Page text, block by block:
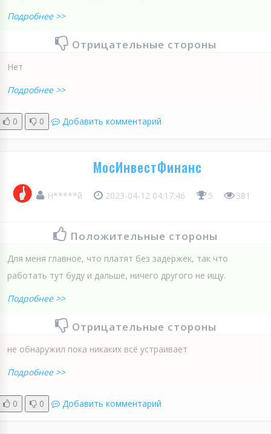
Подробнее >>
Отрицательные стороны
Нет
Подробнее >>
0 0 Добавить комментарий
МосИнвестФинанс
Н*****й 2023-04-12 04:17:46 5 381
Положительные стороны
Для меня главное, что платят без задержек, так что
работать тут буду и дальше, ничего другого не ищу.
Подробнее >>
Отрицательные стороны
не обнаружил пока никаких всё устраивает
Подробнее >>
0 0 Добавить комментарий